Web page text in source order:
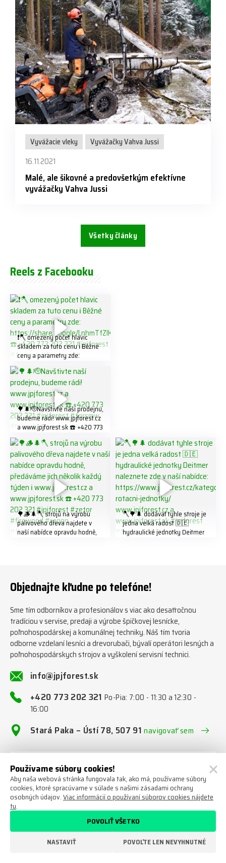
Vyvážacie vleky
Vyvážačky Vahva Jussi
16.11.2021
Malé, ale šikovné a predovšetkým efektívne
vyvážačky Vahva Jussi
Všetky články
Reels z Facebooku
❗️🪓 omezený počet hlavic
skladem za tuto cenu ℹ️ Běžné
ceny a parametry zde:
https://share.google/LnhmTfZl
K8W5t7i6o ☎️ +420 773 202
321 #jpjforest #forsmw
#firewood #
🌳🌲🫡Navštivte naší prodejnu,
budeme rádi! www.jpjforest.cz
a www.jpjforest.sk ☎️ +420 773
202 321 #jpjforest #forsmw
#biojack #regon #vahvajussi
🌳🪵🌲🪓 strojů na výrobu
palivového dřeva najdete v
naší nabídce opravdu hodně,
#firewoodproduction
🪓🌳🌲 dodávat tyhle stroje je
jedna velká radost 🇩🇪
hydraulické jednotky Deitmer
#firewood #deitmer
Objednajte kľudne po telefóne!
Sme tím odborníkov a profesionálov s viac ako desaťročnou
tradíciou v servise, predaji a výrobe špičkovej lesnícke,
poľnohospodárskej a komunálnej techniky. Náš tím tvoria
odborne vzdelaní lesníci a drevorubači, bývalí operátori lesných a
poľnohospodárskych strojov a vyškolení servisní technici.
info@jpjforest.sk
+420 773 202 321Po-Pia: 7:00 - 11:30 a 12:30 -
16:00
Stará Paka – Ústí 78, 507 91navigovať sem
Napíšte nám
Tím JPJ Forest s.r.o.
Sme tu pre Vás!
Používame súbory cookies!
Aby naša webová stránka fungovala tak, ako má, používame súbory
cookies, ktoré spracúvame v súlade s našimi zásadami ochrany
osobných údajov.Viac informácií o používaní súborov cookies nájdete
tu.
NASTAVIŤ POVOĽTE LEN NEVYHNUTNÉ
POVOLIŤ VŠETKO